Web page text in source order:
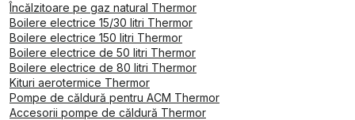
Încălzitoare pe gaz natural Thermor
Boilere electrice 15/30 litri Thermor
Boilere electrice 150 litri Thermor
Boilere electrice de 50 litri Thermor
Boilere electrice de 80 litri Thermor
Kituri aerotermice Thermor
Pompe de căldură pentru ACM Thermor
Accesorii pompe de căldură Thermor